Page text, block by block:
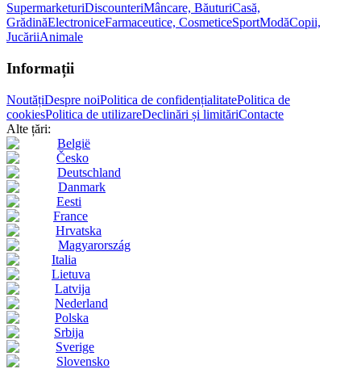
SupermarketuriDiscounteriMâncare, BăuturiCasă,
GrădinăElectroniceFarmaceutice, CosmeticeSportModăCopii,
JucăriiAnimale
Informații
NoutățiDespre noiPolitica de confidențialitatePolitica de
cookiesPolitica de utilizareDeclinări și limităriContacte
Alte țări:
België
Česko
Deutschland
Danmark
Eesti
France
Hrvatska
Magyarország
Italia
Lietuva
Latvija
Nederland
Polska
Srbija
Sverige
Slovensko